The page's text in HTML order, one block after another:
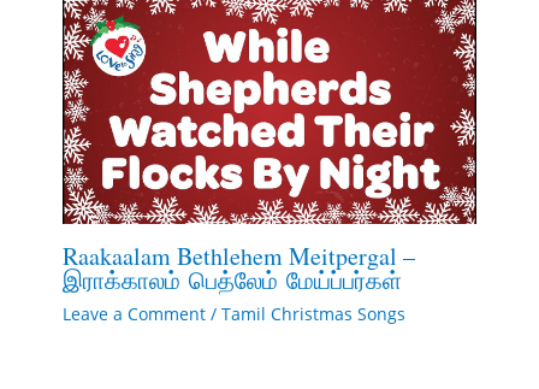
Raakaalam Bethlehem Meitpergal –
இராக்காலம் பெத்லேம் மேய்ப்பர்கள்
Leave a Comment / Tamil Christmas Songs